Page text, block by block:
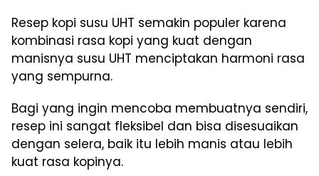
Resep kopi susu UHT semakin populer karena
kombinasi rasa kopi yang kuat dengan
manisnya susu UHT menciptakan harmoni rasa
yang sempurna.
Bagi yang ingin mencoba membuatnya sendiri,
resep ini sangat fleksibel dan bisa disesuaikan
dengan selera, baik itu lebih manis atau lebih
kuat rasa kopinya.